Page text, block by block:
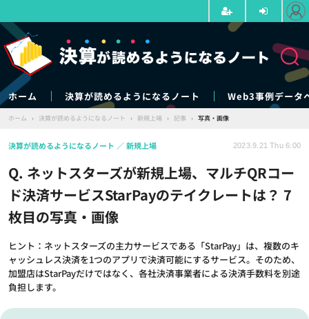
ホーム 決算が読めるようになるノート Web3事例データ
ホーム › 決算が読めるようになるノート › 新規上場 › 記事 › 写真・画像
Q. ネットスターズが新規上場、マルチQRコー
ド決済サービスStarPayのテイクレートは？ 7
枚目の写真・画像
ヒント：ネットスターズの主力サービスである「StarPay」は、複数のキ
ャッシュレス決済を1つのアプリで決済可能にするサービス。そのため、
加盟店はStarPayだけではなく、各社決済事業者による決済手数料を別途
負担します。
決算が読めるようになるノート 新規上場 2023.9.21 Thu 6:00